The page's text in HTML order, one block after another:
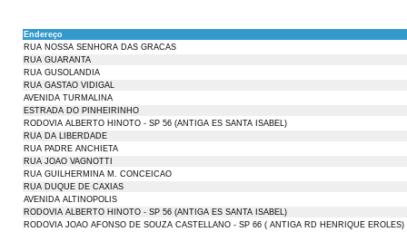
Endereço
RUA NOSSA SENHORA DAS GRACAS
RUA GUARANTA
RUA GUSOLANDIA
RUA GASTAO VIDIGAL
AVENIDA TURMALINA
ESTRADA DO PINHEIRINHO
RODOVIA ALBERTO HINOTO - SP 56 (ANTIGA ES SANTA ISABEL)
RUA DA LIBERDADE
RUA PADRE ANCHIETA
RUA JOAO VAGNOTTI
RUA GUILHERMINA M. CONCEICAO
RUA DUQUE DE CAXIAS
AVENIDA ALTINOPOLIS
RODOVIA ALBERTO HINOTO - SP 56 (ANTIGA ES SANTA ISABEL)
RODOVIA JOAO AFONSO DE SOUZA CASTELLANO - SP 66 ( ANTIGA RD HENRIQUE EROLES)